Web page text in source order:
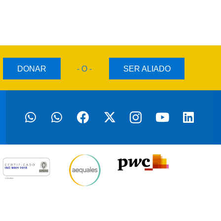
DONAR - O - SER ALIADO